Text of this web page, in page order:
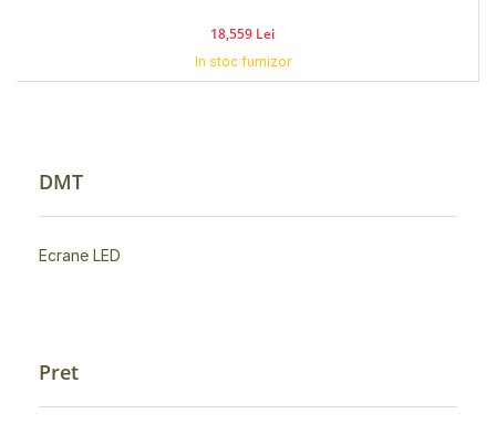
DMT
Ecrane LED
Pret
18,559 Lei
In stoc furnizor